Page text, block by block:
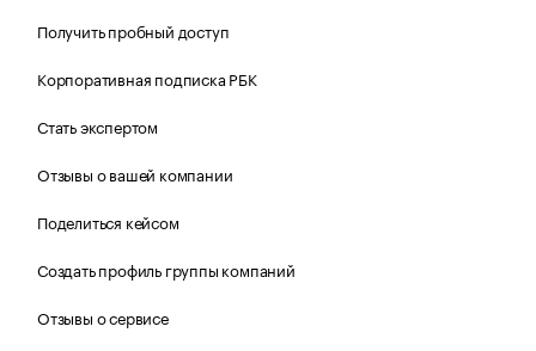
Получить пробный доступ
Корпоративная подписка РБК
Стать экспертом
Отзывы о вашей компании
Поделиться кейсом
Создать профиль группы компаний
Отзывы о сервисе